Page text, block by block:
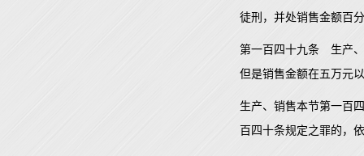
徒刑，并处销售金额百
第一百四十九条 生产、
但是销售金额在五万元
生产、销售本节第一百
百四十条规定之罪的，